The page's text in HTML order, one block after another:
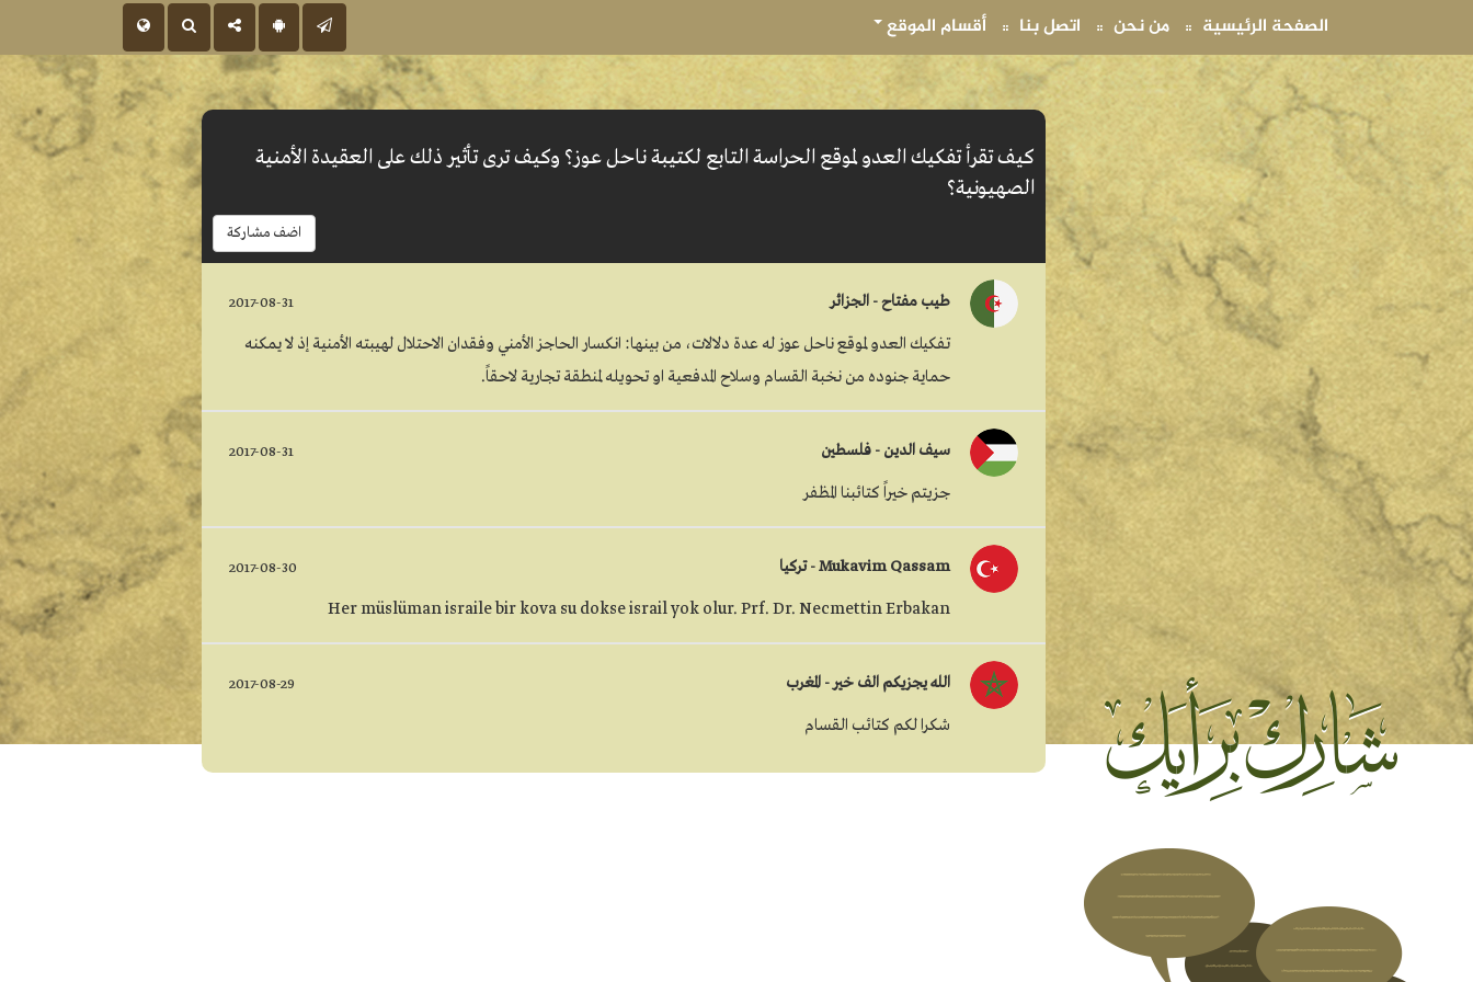
الصفحة الرئيسية من نحن
(current) اتصل بنا أقسام الموقع
كيف تقرأ تفكيك العدو لموقع الحراسة التابع لكتيبة ناحل عوز؟ وكيف ترى تأثير ذلك على العقيدة الأمنية
الصهيونية؟
اضف مشاركة
طيب مفتاح - الجزائر 2017-08-31
تفكيك العدو لموقع ناحل عوز له عدة دلالات، من بينها: انكسار الحاجز الأمني وفقدان الاحتلال لهيبته الأمنية إذ لا يمكنه
حماية جنوده من نخبة القسام وسلاح المدفعية او تحويله لمنطقة تجارية لاحقاً.
سيف الدين - فلسطين 2017-08-31
جزيتم خيراً كتائبنا المظفر
Mukavim Qassam - تركيا 2017-08-30
Her müslüman israile bir kova su dokse israil yok olur. Prf. Dr. Necmettin Erbakan
الله يجزيكم الف خير - المغرب 2017-08-29
شكرا لكم كتائب القسام